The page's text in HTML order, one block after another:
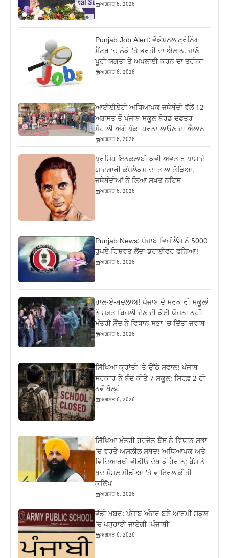
ਅਗਸਤ 6, 2026
Punjab Job Alert: ਵੋਕੇਸ਼ਨਲ ਟ੍ਰੇਨਿੰਗ
ਸੈਂਟਰ ‘ਚ ਠੇਕੇ ‘ਤੇ ਭਰਤੀ ਦਾ ਐਲਾਨ, ਜਾਣੋ
ਪੂਰੀ ਯੋਗਤਾ ਤੇ ਅਪਲਾਈ ਕਰਨ ਦਾ ਤਰੀਕਾ
ਅਗਸਤ 6, 2026
ਆਈਈਏਟੀ ਅਧਿਆਪਕ ਜਥੇਬੰਦੀ ਵੱਲੋਂ 12
ਅਗਸਤ ਤੋਂ ਪੰਜਾਬ ਸਕੂਲ ਬੋਰਡ ਦਫਤਰ
ਮੋਹਾਲੀ ਅੱਗੇ ਪੱਕਾ ਧਰਨਾ ਲਾਉਣ ਦਾ ਐਲਾਨ
ਅਗਸਤ 6, 2026
ਪ੍ਰਸਿੱਧ ਇਨਕਲਾਬੀ ਕਵੀ ਅਵਤਾਰ ਪਾਸ਼ ਦੇ
ਯਾਦਗਾਰੀ ਕੰਪਲੈਕਸ ਦਾ ਤਾਲਾ ਤੋੜਿਆ,
ਜਥੇਬੰਦੀਆਂ ਨੇ ਲਿਆ ਸਖ਼ਤ ਨੋਟਿਸ
ਅਗਸਤ 6, 2026
Punjab News: ਪੰਜਾਬ ਵਿਜੀਲੈਂਸ ਨੇ 5000
ਰੁਪਏ ਰਿਸ਼ਵਤ ਲੈਂਦਾ ਡਰਾਈਵਰ ਫੜਿਆ!
ਅਗਸਤ 6, 2026
ਹਾਲ-ਏ-ਬਦਲਾਅ! ਪੰਜਾਬ ਦੇ ਸਰਕਾਰੀ ਸਕੂਲਾਂ
ਨੂੰ ਮੁਫ਼ਤ ਬਿਜਲੀ ਦੇਣ ਦੀ ਕੋਈ ਯੋਜਨਾ ਨਹੀਂ-
ਮੰਤਰੀ ਸੌਂਦ ਨੇ ਵਿਧਾਨ ਸਭਾ ‘ਚ ਦਿੱਤਾ ਜਵਾਬ
ਅਗਸਤ 6, 2026
ਸਿੱਖਿਆ ਕ੍ਰਾਂਤੀ ‘ਤੇ ਉੱਠੇ ਸਵਾਲ! ਪੰਜਾਬ
ਸਰਕਾਰ ਨੇ ਬੰਦ ਕੀਤੇ 7 ਸਕੂਲ; ਸਿਰਫ਼ 2 ਹੀ
ਨਵੇਂ ਖੋਲ੍ਹੇ
ਅਗਸਤ 6, 2026
ਸਿੱਖਿਆ ਮੰਤਰੀ ਹਰਜੋਤ ਬੈਂਸ ਨੇ ਵਿਧਾਨ ਸਭਾ
‘ਚ ਵਰਤੇ ਅਸ਼ਲੀਲ ਸ਼ਬਦ! ਅਧਿਆਪਕ ਅਤੇ
ਵਿਦਿਆਰਥੀ ਵੀਡੀਓ ਦੇਖ ਕੇ ਹੈਰਾਨ; ਬੈਂਸ ਨੇ
ਖੁਦ ਸੋਸ਼ਲ ਮੀਡੀਆ ‘ਤੇ ਵਾਇਰਲ ਕੀਤੀ
ਕਲਿੱਪ
ਅਗਸਤ 6, 2026
ਵੱਡੀ ਖ਼ਬਰ: ਪੰਜਾਬ ਅੰਦਰ ਬਣੇ ਆਰਮੀ ਸਕੂਲ
‘ਚ ਪੜ੍ਹਾਈ ਜਾਏਗੀ ‘ਪੰਜਾਬੀ’
ਅਗਸਤ 6, 2026